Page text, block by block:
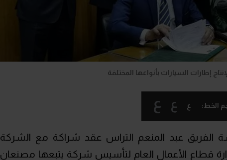
إطارات السيارات بأنواعها المختلفة
الخط: ع ع ع
الفريق عبد المنعم التراس عقد شراكة مع الشركة
قطاع الأعمال العام لتأسيس شركة يتبعها مصنعان